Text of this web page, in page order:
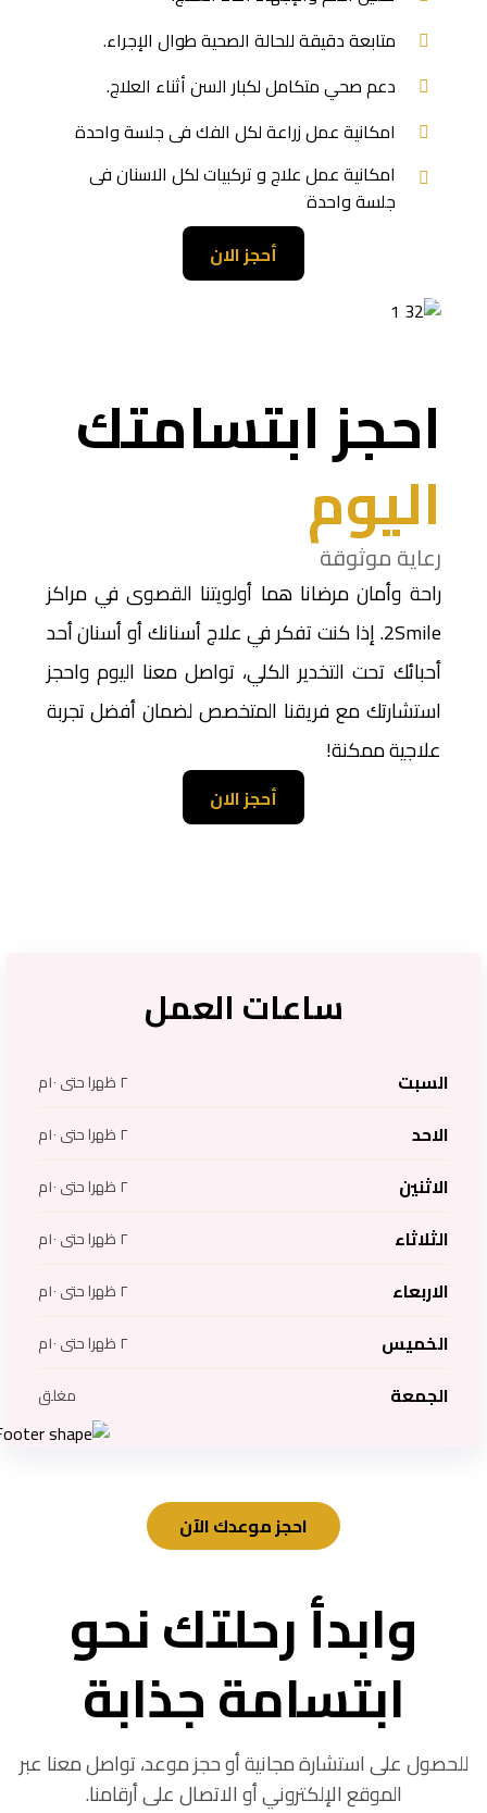
متابعة دقيقة للحالة الصحية طوال الإجراء.
دعم صحي متكامل لكبار السن أثناء العلاج.
امكانية عمل زراعة لكل الفك فى جلسة واحدة
امكانية عمل علاج و تركبيات لكل الاسنان فى
جلسة واحدة
أحجز الان
احجز ابتسامتك
اليوم
رعاية موثوقة
راحة وأمان مرضانا هما أولويتنا القصوى في مراكز
2Smile. إذا كنت تفكر في علاج أسنانك أو أسنان أحد
أحبائك تحت التخدير الكلي، تواصل معنا اليوم واحجز
استشارتك مع فريقنا المتخصص لضمان أفضل تجربة
علاجية ممكنة!
أحجز الان
ساعات العمل
السبت ٢ ظهرا حتى ١٠م
الاحد ٢ ظهرا حتى ١٠م
الاثنين ٢ ظهرا حتى ١٠م
الثلاثاء ٢ ظهرا حتى ١٠م
الاربعاء ٢ ظهرا حتى ١٠م
الخميس ٢ ظهرا حتى ١٠م
الجمعة مغلق
احجز موعدك الآن
وابدأ رحلتك نحو
ابتسامة جذابة
للحصول على استشارة مجانية أو حجز موعد، تواصل معنا عبر
الموقع الإلكتروني أو الاتصال على أرقامنا.